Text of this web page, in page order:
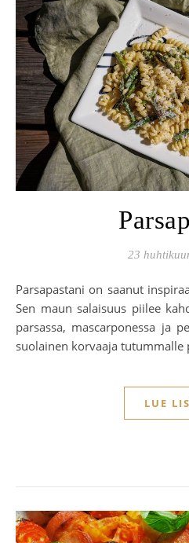
23
Parsapastani on saanut inspiraationsa pasta primaverasta.
Sen maun salaisuus piilee
parsassa, mascarponessa ja
suolainen korvaaja tutummalle
LUE